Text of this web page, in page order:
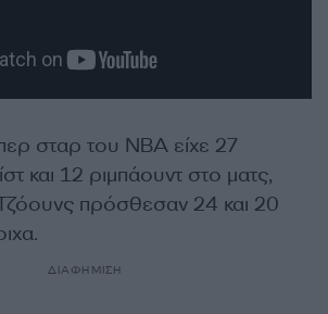
σταρ του NBA είχε 27
και 12 ριμπάουντ στο ματς,
πρόσθεσαν 24 και 20
ΔΙΑΦΗΜΙΣΗ